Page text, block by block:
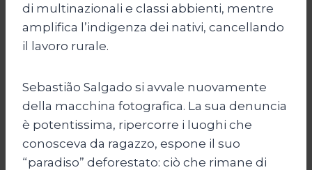
di multinazionali e classi abbienti, mentre
amplifica l’indigenza dei nativi, cancellando
il lavoro rurale.
Sebastião Salgado si avvale nuovamente
della macchina fotografica. La sua denuncia
è potentissima, ripercorre i luoghi che
conosceva da ragazzo, espone il suo
“paradiso” deforestato: ciò che rimane di